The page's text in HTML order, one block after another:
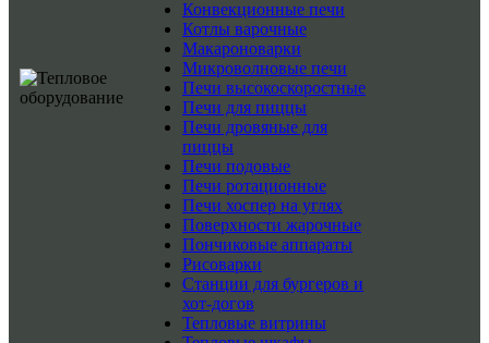
Конвекционные печи
Котлы варочные
Макароноварки
Микроволновые печи
Печи высокоскоростные
Печи для пиццы
Печи дровяные для
пиццы
Печи подовые
Печи ротационные
Печи хоспер на углях
Поверхности жарочные
Пончиковые аппараты
Рисоварки
Станции для бургеров и
хот-догов
Тепловые витрины